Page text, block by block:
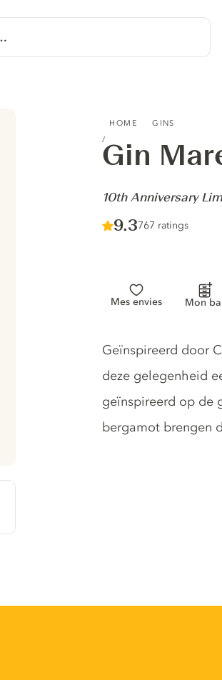
HOME GINS
Gin
-
10th Anniversary
Score :
9.3/ 10
767 ratings
Mes envies Mon
Gin description
Geïnspireerd door
deze gelegenheid
geïnspireerd op de
bergamot brengen